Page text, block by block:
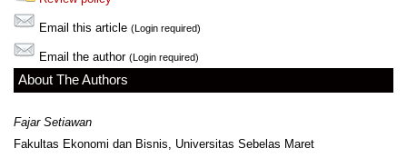
Email this article (Login required)
Email the author (Login required)
About The Authors
Fajar Setiawan
Fakultas Ekonomi dan Bisnis, Universitas Sebelas Maret